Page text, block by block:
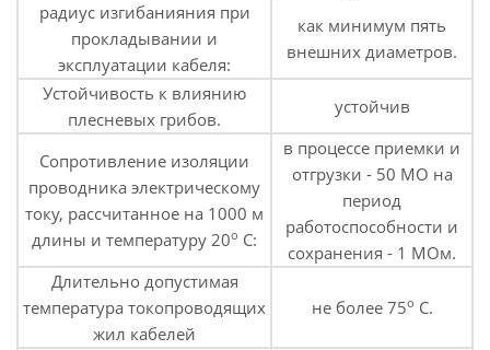
радиус изгибанияния при
прокладывании и
эксплуатации кабеля:
как минимум пять
внешних диаметров.
Устойчивость к влиянию
плесневых грибов.
устойчив
Сопротивление изоляции
проводника электрическому
току, рассчитанное на 1000 м
длины и температуру 20о С:
в процессе приемки и
отгрузки - 50 МО на
период
работоспособности и
сохранения - 1 МОм.
Длительно допустимая
температура токопроводящих
жил кабелей
не более 75о С.